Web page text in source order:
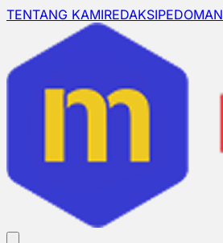
TENTANG KAMIREDAKSIPEDOMAN